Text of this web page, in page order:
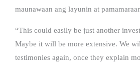
maunawaan ang layunin at
“This could easily be just another
Maybe it will be more extensive. We
testimonies again, once they explain